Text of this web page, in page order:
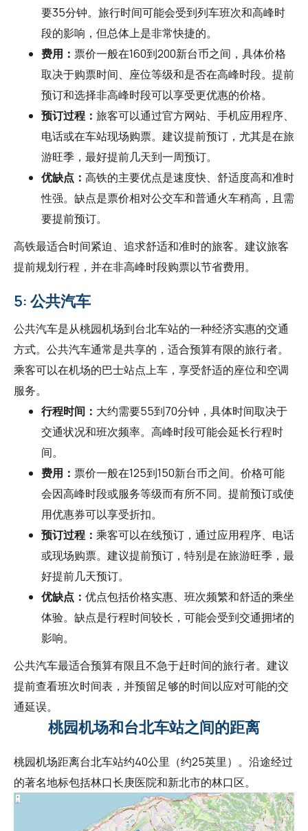
要35分钟。旅行时间可能会受到列车班次和高峰时
段的影响，但总体上是非常快捷的。
费用： 票价一般在160到200新台币之间，具体价格
取决于购票时间、座位等级和是否在高峰时段。提前
预订和选择非高峰时段可以享受更优惠的价格。
预订过程： 旅客可以通过官方网站、手机应用程序、
电话或在车站现场购票。建议提前预订，尤其是在旅
游旺季，最好提前几天到一周预订。
优缺点： 高铁的主要优点是速度快、舒适度高和准时
性强。缺点是票价相对公交车和普通火车稍高，且需
要提前预订。
高铁最适合时间紧迫、追求舒适和准时的旅客。建议旅客
提前规划行程，并在非高峰时段购票以节省费用。
5: 公共汽车
公共汽车是从桃园机场到台北车站的一种经济实惠的交通
方式。公共汽车通常是共享的，适合预算有限的旅行者。
乘客可以在机场的巴士站点上车，享受舒适的座位和空调
服务。
行程时间： 大约需要55到70分钟，具体时间取决于
交通状况和班次频率。高峰时段可能会延长行程时
间。
费用： 票价一般在125到150新台币之间。价格可能
会因高峰时段或服务等级而有所不同。提前预订或使
用优惠券可以享受折扣。
预订过程： 乘客可以在线预订，通过应用程序、电话
或现场购票。建议提前预订，特别是在旅游旺季，最
好提前几天预订。
优缺点： 优点包括价格实惠、班次频繁和舒适的乘坐
体验。缺点是行程时间较长，可能会受到交通拥堵的
影响。
公共汽车最适合预算有限且不急于赶时间的旅行者。建议
提前查看班次时间表，并预留足够的时间以应对可能的交
通延误。
桃园机场和台北车站之间的距离
桃园机场距离台北车站约40公里（约25英里）。沿途经过
的著名地标包括林口长庚医院和新北市的林口区。